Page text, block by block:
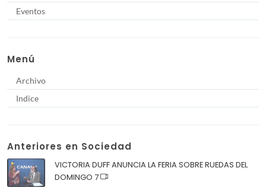
Eventos
Menú
Archivo
Indice
Anteriores en Sociedad
VICTORIA DUFF ANUNCIA LA FERIA SOBRE RUEDAS DEL
DOMINGO 7